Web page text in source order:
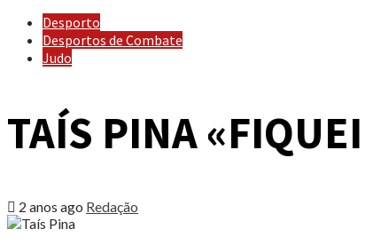
Desporto
Desportos de Combate
Judo
TAÍS PINA
2 anos ago Redação